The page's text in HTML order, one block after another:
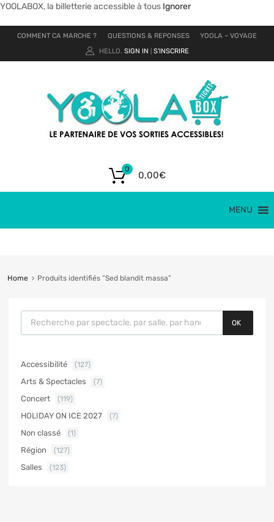
YOOLABOX, la billetterie accessible à tous Ignorer
COMMENT CA MARCHE ? QUESTIONS & REPONSES
YOOLA – VOYAGE
HELLO. SIGN IN S'INSCRIRE
0,00€
0
MENU
Home Produits identifiés “Sed blandit massa”
OK
Accessibilité (127)
Arts & Spectacles (7)
Concert (119)
HOLIDAY ON ICE 2027 (7)
Non classé (1)
Région (127)
Salles (123)